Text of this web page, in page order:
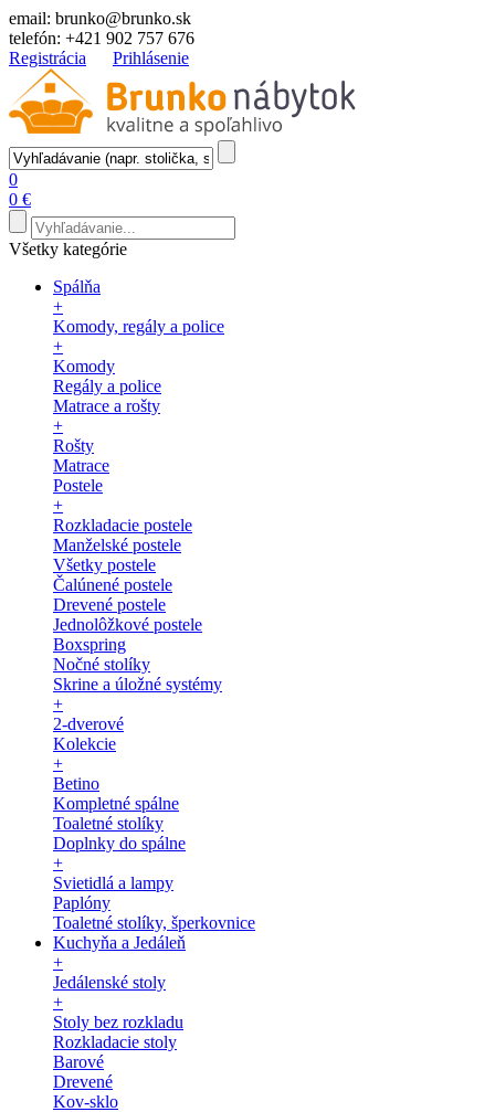
email: brunko@brunko.sk
telefón: +421 902 757 676
Registrácia
Prihlásenie
0
0 €
Všetky kategórie
Spálňa
+
Komody, regály a police
+
Komody
Regály a police
Matrace a rošty
+
Rošty
Matrace
Postele
+
Rozkladacie postele
Manželské postele
Všetky postele
Čalúnené postele
Drevené postele
Jednolôžkové postele
Boxspring
Nočné stolíky
Skrine a úložné systémy
+
2-dverové
Kolekcie
+
Betino
Kompletné spálne
Toaletné stolíky
Doplnky do spálne
+
Svietidlá a lampy
Paplóny
Toaletné stolíky, šperkovnice
Kuchyňa a Jedáleň
+
Jedálenské stoly
+
Stoly bez rozkladu
Rozkladacie stoly
Barové
Drevené
Kov-sklo